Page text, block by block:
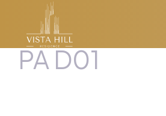
PA D01